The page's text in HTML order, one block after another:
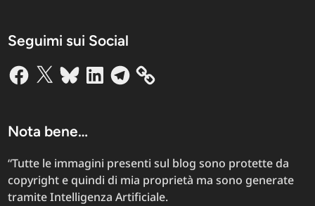
Seguimi sui Social
Facebook
X BlueskyLinkedInTelegram
Nota bene…
“Tutte le immagini presenti sul blog sono protette da
copyright e quindi di mia proprietà ma sono generate
tramite Intelligenza Artificiale.